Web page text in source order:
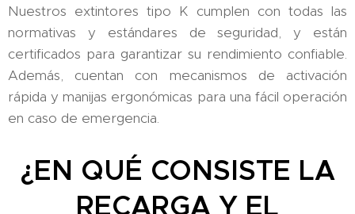
Nuestros extintores tipo K cumplen con todas las
normativas y estándares de seguridad, y están
certificados para garantizar su rendimiento confiable.
Además, cuentan con mecanismos de activación
rápida y manijas ergonómicas para una fácil operación
en caso de emergencia.
¿EN QUÉ CONSISTE LA
RECARGA Y EL